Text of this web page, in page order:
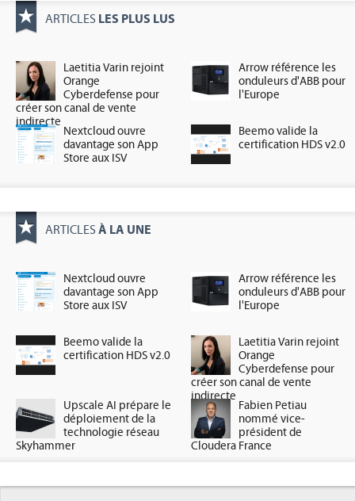
ARTICLES LES PLUS LUS
Laetitia Varin rejoint
Orange
Cyberdefense pour
créer son canal de vente
indirecte
Arrow référence les
onduleurs d'ABB pour
l'Europe
Nextcloud ouvre
davantage son App
Store aux ISV
Beemo valide la
certification HDS v2.0
ARTICLES À LA UNE
Nextcloud ouvre
davantage son App
Store aux ISV
Arrow référence les
onduleurs d'ABB pour
l'Europe
Beemo valide la
certification HDS v2.0
Laetitia Varin rejoint
Orange
Cyberdefense pour
créer son canal de vente
indirecte
Upscale AI prépare le
déploiement de la
technologie réseau
Skyhammer
Fabien Petiau
nommé vice-
président de
Cloudera France